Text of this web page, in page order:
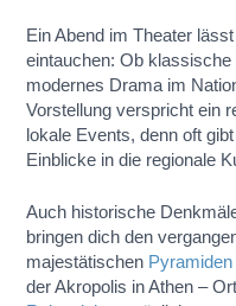
Ein Abend im Theater
eintauchen: Ob
modernes Drama im
Vorstellung verspricht ein
lokale Events, denn oft
Einblicke in die regionale
Auch historische
bringen dich den
majestätischen Pyramiden
der Akropolis in Athen –